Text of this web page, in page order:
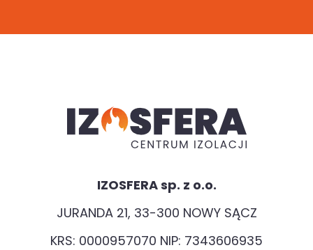
IZOSFERA sp. z o.o.
JURANDA 21, 33-300 NOWY SĄCZ
KRS: 0000957070 NIP: 7343606935